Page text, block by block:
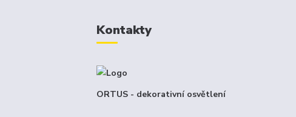
Kontakty
ORTUS - dekorativní osvětlení